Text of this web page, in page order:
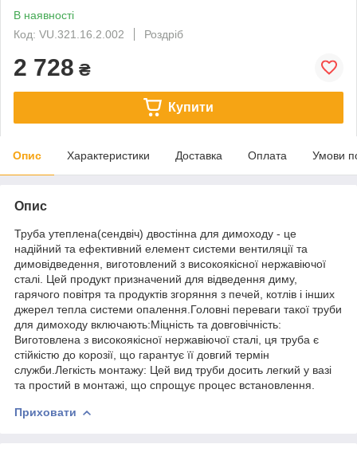
В наявності
Код: VU.321.16.2.002
Роздріб
2 728 ₴
Купити
Опис Характеристики Доставка Оплата Умови
Опис
Труба утеплена(сендвіч) двостінна для димоходу - це
надійний та ефективний елемент системи вентиляції та
димовідведення, виготовлений з високоякісної нержавіючої
сталі. Цей продукт призначений для відведення диму,
гарячого повітря та продуктів згоряння з печей, котлів і інших
джерел тепла системи опалення.Головні переваги такої труби
для димоходу включають:Міцність та довговічність:
Виготовлена з високоякісної нержавіючої сталі, ця труба є
стійкістю до корозії, що гарантує її довгий термін
служби.Легкість монтажу: Цей вид труби досить легкий у вазі
та простий в монтажі, що спрощує процес встановлення.
Приховати